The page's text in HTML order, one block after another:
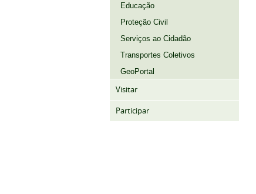
Educação
Proteção Civil
Serviços ao Cidadão
Transportes Coletivos
GeoPortal
Visitar
Participar